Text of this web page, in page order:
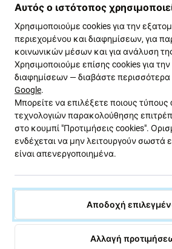
ΑΝΑΜΕΝΌΜΕΝΑ 4 τεμ,
(21.08.2026)
ΣΕ
FixPremium
FixPremium
ΣΕ ΑΠΌΘΕΜΑ 10+ τεμ
18,13
ΣΕ
Αυτός ο ιστότοπος
Χρησιμοποιούμε cookies για την
περιεχομένου και διαφημίσεων, για
κοινωνικών μέσων και για ανάλυση
Χρησιμοποιούμε επίσης cookies για
διαφημίσεων — διαβάστε περισσότερα
Google.
Μπορείτε να επιλέξετε ποιους τύπους
τεχνολογιών παρακολούθησης
στο κουμπί "Προτιμήσεις cookies".
ενδέχεται να μην λειτουργούν σωστά
είναι απενεργοποιημένα.
Αποδοχή
Αλλαγή